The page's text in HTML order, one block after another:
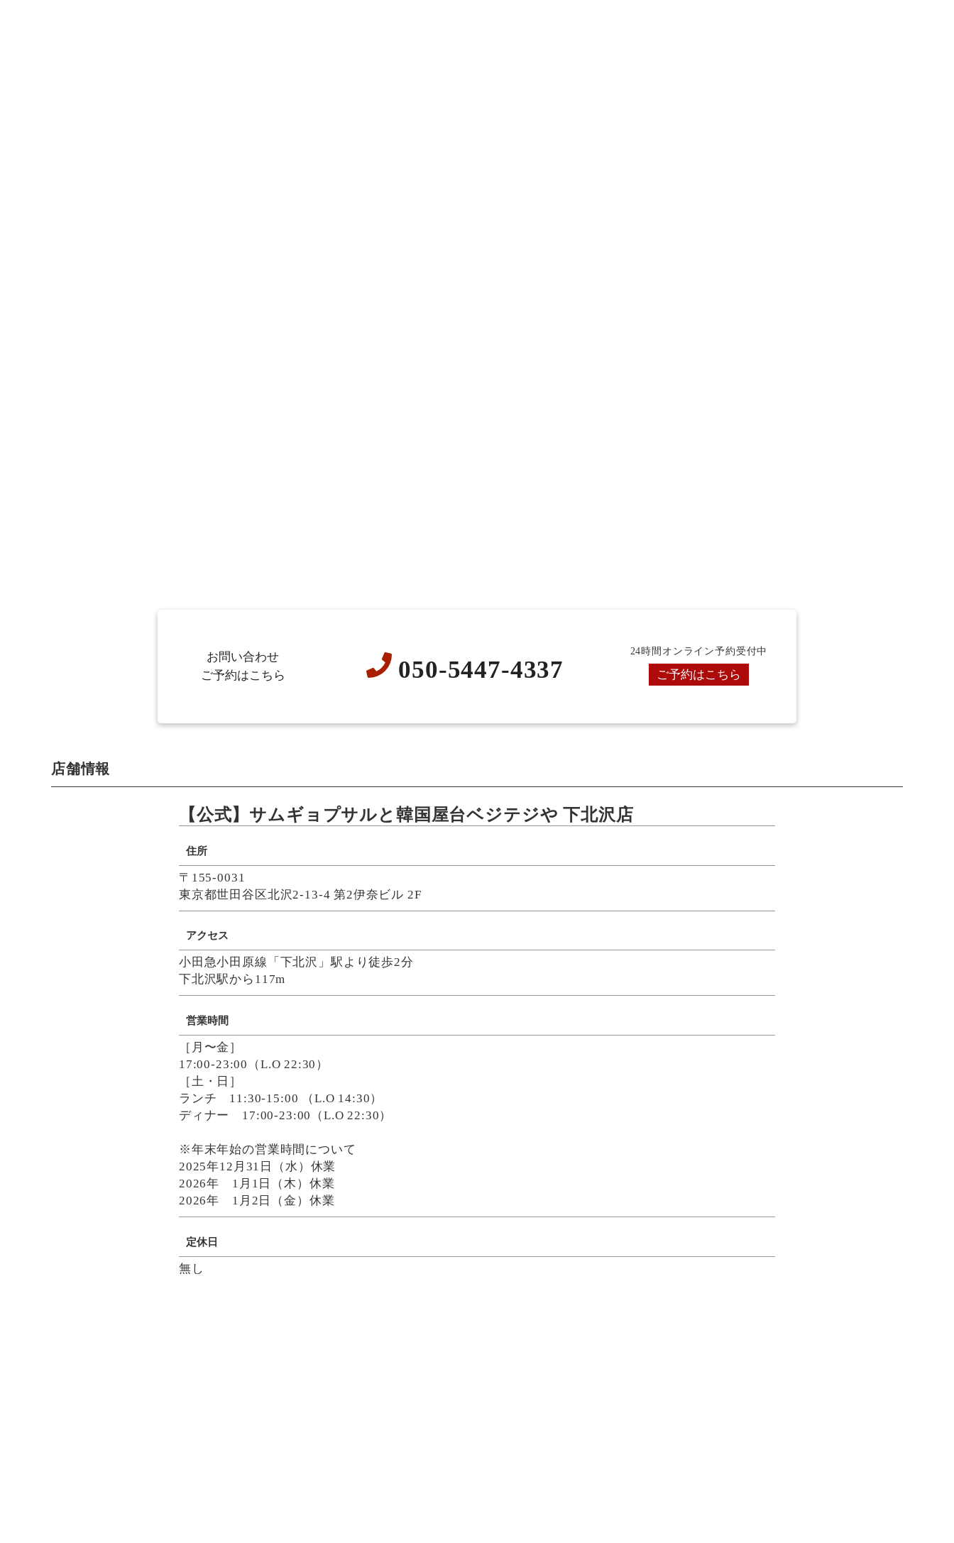
お問い合わせ
ご予約はこちら
050-5447-4337
24時間オンライン予約受付中
ご予約はこちら
店舗情報
【公式】サムギョプサルと韓国屋台ベジテジや 下北沢店
住所
〒155‐0031
東京都世田谷区北沢2-13-4 第2伊奈ビル 2F​
アクセス
小田急小田原線「下北沢」駅より徒歩2分
下北沢駅から117m
営業時間
［月〜金］
17:00-23:00（L.O 22:30）
［土・日］
ランチ 11:30-15:00 （L.O 14:30）
ディナー 17:00-23:00（L.O 22:30）
※年末年始の営業時間について
2025年12月31日（水）休業
2026年 1月1日（木）休業
2026年 1月2日（金）休業
定休日
無し